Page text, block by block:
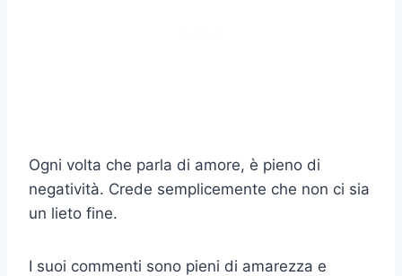
Ogni volta che parla di amore, è pieno di
negatività. Crede semplicemente che non ci sia
un lieto fine.
I suoi commenti sono pieni di amarezza e